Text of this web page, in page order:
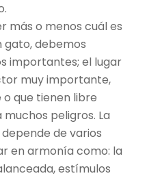
más o menos cuál es
gato, debemos
importantes; el lugar
muy importante,
o que tienen libre
peligros. La
de varios
en armonía como: la
estímulos